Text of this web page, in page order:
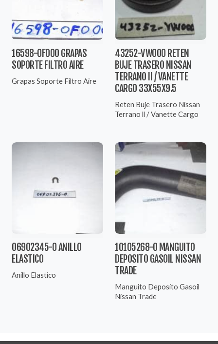
16598-0F000 GRAPAS
SOPORTE FILTRO AIRE
Grapas Soporte Filtro Aire
43252-VW000 RETEN
BUJE TRASERO NISSAN
TERRANO II / VANETTE
CARGO 33X55X9.5
Reten Buje Trasero Nissan
Terrano ll / Vanette Cargo
06902345-0 ANILLO
ELASTICO
Anillo Elastico
10105268-0 MANGUITO
DEPOSITO GASOIL NISSAN
TRADE
Manguito Deposito Gasoil
Nissan Trade